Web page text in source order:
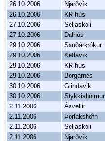
26.10.2006
Njarðvík
26.10.2006
KR-hús
27.10.2006
Seljaskóli
27.10.2006
Dalhús
29.10.2006
Sauðárkrókur
29.10.2006
Keflavík
29.10.2006
KR-hús
29.10.2006
Borgarnes
30.10.2006
Grindavík
30.10.2006
Stykkishólmur
2.11.2006
Ásvellir
2.11.2006
Þorlákshöfn
2.11.2006
Seljaskóli
2.11.2006
Njarðvík